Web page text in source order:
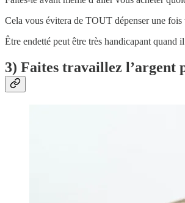
Cela vous évitera de TOUT dépenser une fois
Être endetté peut être très handicapant quand
3) Faites travaillez l’argent